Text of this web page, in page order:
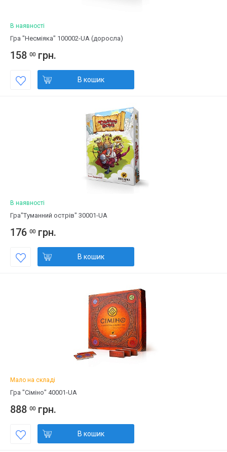
В наявності
Гра "Несміяка" 100002-UA (доросла)
158 00 грн.
В кошик
В наявності
Гра"Туманний острів" 30001-UA
176 00 грн.
В кошик
Мало на складі
Гра "Сіміно" 40001-UA
888 00 грн.
В кошик